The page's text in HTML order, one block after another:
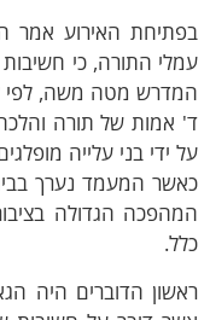
האירוע אמר
התורה, כי חשיבות
מטה משה, לפי
אמות של תורה והלכה,
ידי בני עלייה
המעמד נערך
הגדולה בציבור
הדוברים היה